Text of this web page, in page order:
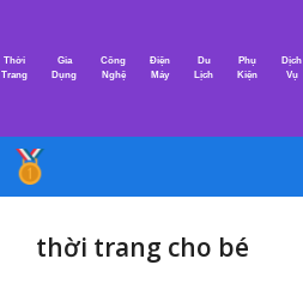
nội
Thời
Trang
Gia
Dụng
Công
Nghệ
Điện
Máy
Du
Lịch
Phụ
Kiện
Dịch
Vụ
thời trang cho bé